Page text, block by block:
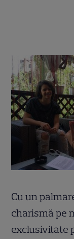
Cu un
charismă pe
exclusivitate